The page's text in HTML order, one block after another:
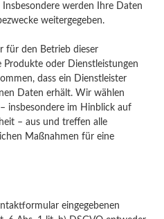
werden Ihre Daten
weitergegeben.
für den Betrieb dieser
oder Dienstleistungen
dass ein Dienstleister
Daten erhält. Wir wählen
insbesondere im Hinblick auf
– aus und treffen alle
Maßnahmen für eine
eingegebenen